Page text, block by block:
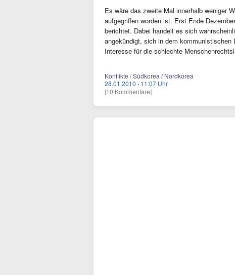
Es wäre das zweite Mal innerhalb weniger
aufgegriffen worden ist. Erst Ende
berichtet. Dabei handelt es sich
angekündigt, sich in dem
Interesse für die schlechte
Konflikte / Südkorea / Nordkorea
28.01.2010 · 11:07 Uhr
[10 Kommentare]